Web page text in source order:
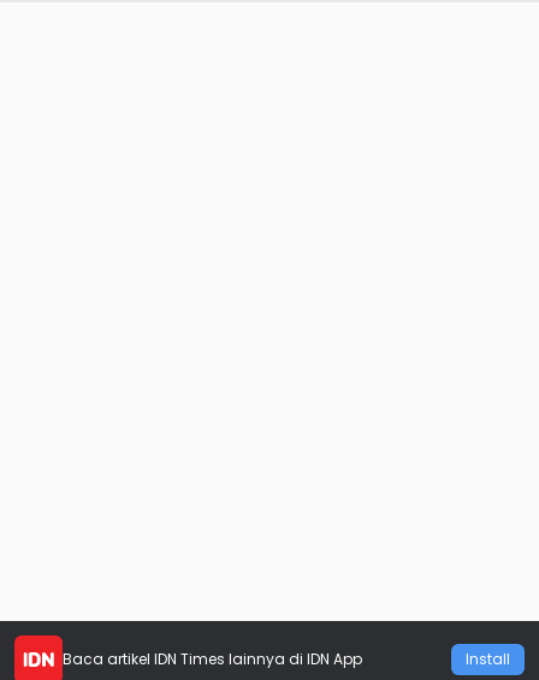
Baca artikel IDN Times lainnya di IDN App Install